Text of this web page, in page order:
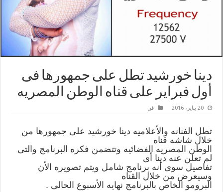
دينا خورشيد تطل على جمهورها فى
أول فبراير على قناه الوطن المصريه
20 يناير، 2016 فن
تطل الفنانه والأعلاميه دينا خورشيد على جمهورها من
خلال شاشه قناه
الوطن المصريه الفضائيه وتتضمن فكره البرنامج والتى
لم تعلن عنه دينا أى
تفاصيل سوى أنه برنامج شامل ويتم تصويره الأن
وسيعرض من خلال القناه
البرومو الخاص بالبرنامج نهايه الأسبوع الحالى .